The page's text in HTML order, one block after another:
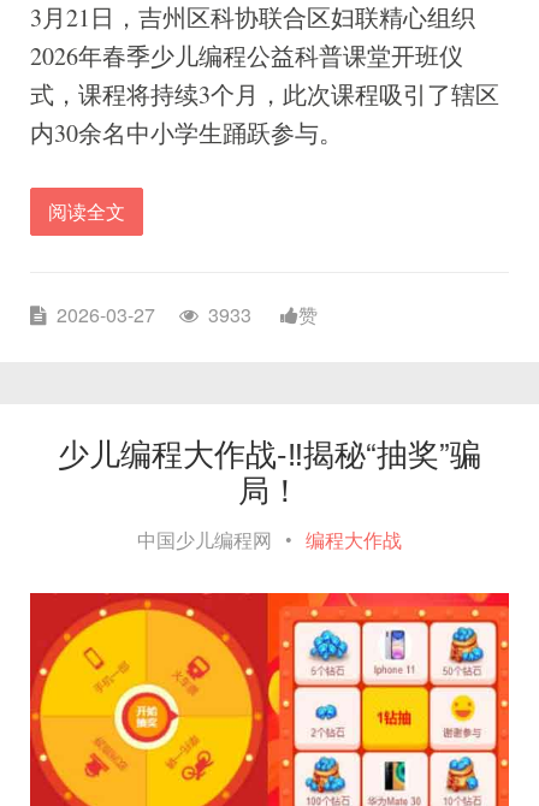
3月21日，吉州区科协联合区妇联精心组织
2026年春季少儿编程公益科普课堂开班仪
式，课程将持续3个月，此次课程吸引了辖区
内30余名中小学生踊跃参与。
阅读全文
2026-03-27 3933 赞
少儿编程大作战-‼️揭秘“抽奖”骗
局！
中国少儿编程网 • 编程大作战